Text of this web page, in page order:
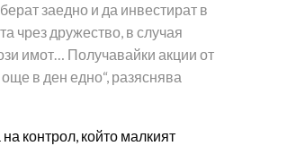
заедно и да инвестират в
чрез дружество, в случая
имот… Получавайки акции от
в ден едно“, разяснява
контрол, който малкият